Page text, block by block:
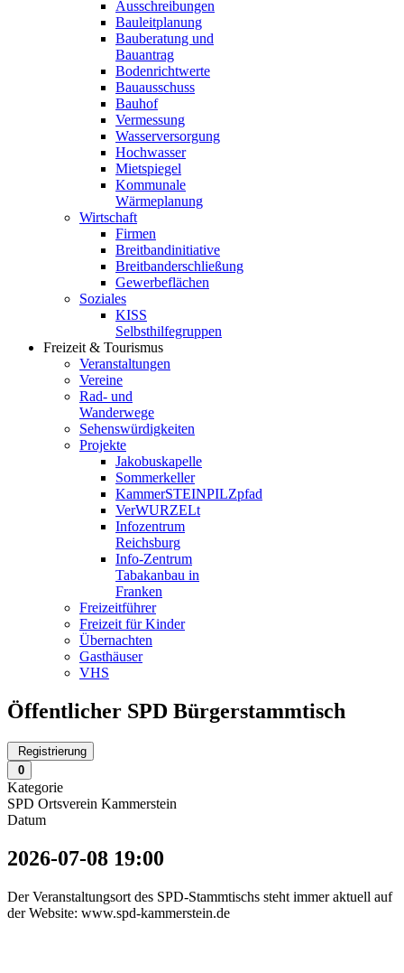
Ausschreibungen
Bauleitplanung
Bauberatung und
Bauantrag
Bodenrichtwerte
Bauausschuss
Bauhof
Vermessung
Wasserversorgung
Hochwasser
Mietspiegel
Kommunale
Wärmeplanung
Wirtschaft
Firmen
Breitbandinitiative
Breitbanderschließung
Gewerbeflächen
Soziales
KISS
Selbsthilfegruppen
Freizeit & Tourismus
Veranstaltungen
Vereine
Rad- und
Wanderwege
Sehenswürdigkeiten
Projekte
Jakobuskapelle
Sommerkeller
KammerSTEINPILZpfad
VerWURZELt
Infozentrum
Reichsburg
Info-Zentrum
Tabakanbau in
Franken
Freizeitführer
Freizeit für Kinder
Übernachten
Gasthäuser
VHS
Öffentlicher SPD Bürgerstammtisch
Registrierung
0
Kategorie
SPD Ortsverein Kammerstein
Datum
2026-07-08 19:00
Der Veranstaltungsort des SPD-Stammtischs steht immer aktuell auf
der Website: www.spd-kammerstein.de